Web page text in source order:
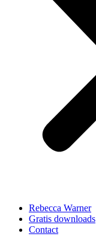
Rebecca Warner
Gratis downloads
Contact